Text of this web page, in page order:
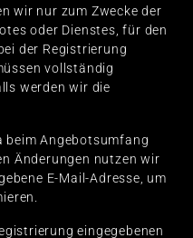
wir nur zum Zwecke der
oder Dienstes, für den
der Registrierung
vollständig
werden wir die
beim Angebotsumfang
Änderungen nutzen wir
E-Mail-Adresse, um
eingegebenen